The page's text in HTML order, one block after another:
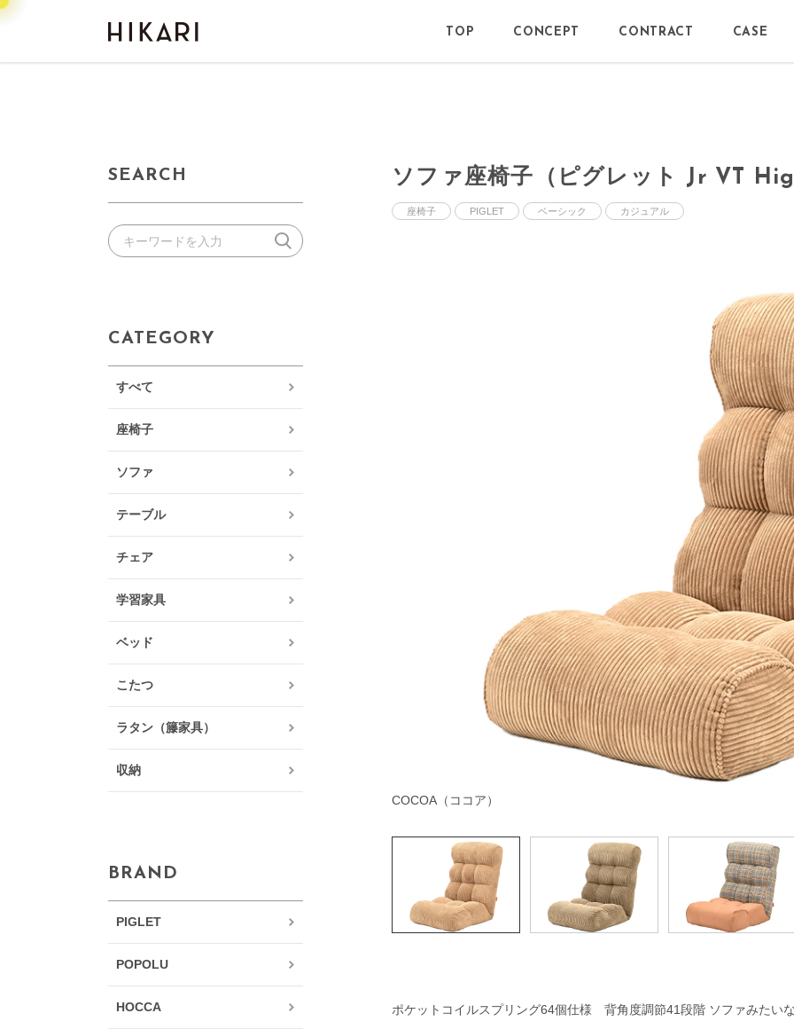
TOP CONCEPT CONTRACT CASE
SEARCH
CATEGORY
すべて
座椅子
ソファ
テーブル
チェア
学習家具
ベッド
こたつ
ラタン（籐家具）
収納
BRAND
PIGLET
POPOLU
HOCCA
ソファ座椅子（ピグレット Jr VT
座椅子 PIGLET ベーシック カジュアル
COCOA（ココア）
ポケットコイルスプリング64個仕様 背角度調節41段階 ソファみたい